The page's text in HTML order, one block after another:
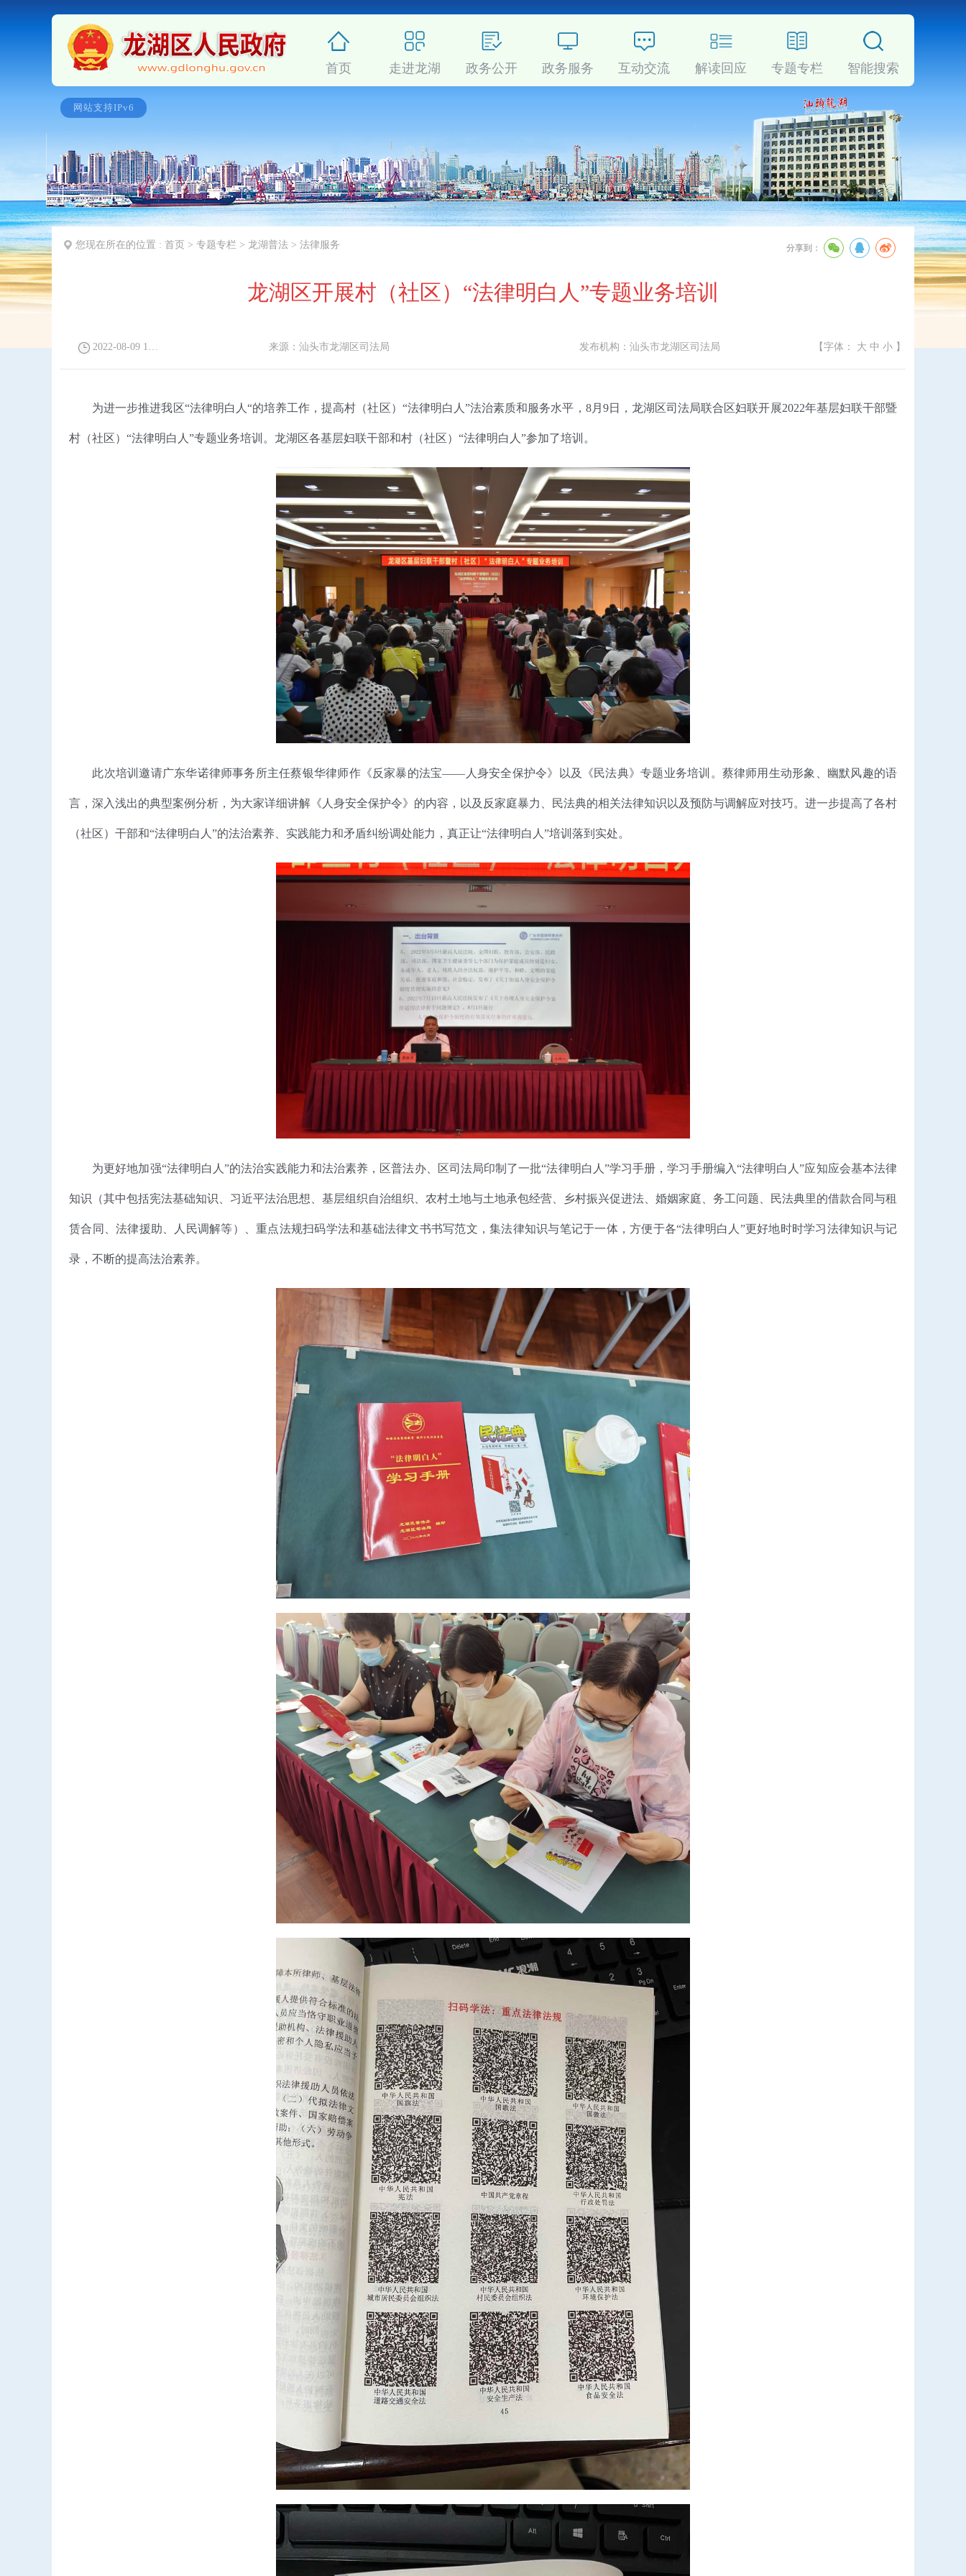
首页 走进龙湖 政务公开 政务服务 互动交流 解读回应 专题专栏 智能搜索
您现在所在的位置 : 首页 > 专题专栏 > 龙湖普法 > 法律服务 分享到：
龙湖区开展村（社区）“法律明白人”专题业务培训
2022-08-09 17:24:49 来源： 汕头市龙湖区司法局 发布机构：汕头市龙湖区司法局 【字体： 大 中 小 】
为进一步推进我区“法律明白人“的培养工作，提高村（社区）“法律明白人”法治素质和服务水平，8月9日，龙湖区司法局联合区妇联开展2022年基层妇联干部暨
村（社区）“法律明白人”专题业务培训。龙湖区各基层妇联干部和村（社区）“法律明白人”参加了培训。
此次培训邀请广东华诺律师事务所主任蔡银华律师作《反家暴的法宝——人身安全保护令》以及《民法典》专题业务培训。蔡律师用生动形象、幽默风趣的语
言，深入浅出的典型案例分析，为大家详细讲解《人身安全保护令》的内容，以及反家庭暴力、民法典的相关法律知识以及预防与调解应对技巧。进一步提高了各村
（社区）干部和“法律明白人”的法治素养、实践能力和矛盾纠纷调处能力，真正让“法律明白人”培训落到实处。
为更好地加强“法律明白人”的法治实践能力和法治素养，区普法办、区司法局印制了一批“法律明白人”学习手册，学习手册编入“法律明白人”应知应会基本法律
知识（其中包括宪法基础知识、习近平法治思想、基层组织自治组织、农村土地与土地承包经营、乡村振兴促进法、婚姻家庭、务工问题、民法典里的借款合同与租
赁合同、法律援助、人民调解等）、重点法规扫码学法和基础法律文书书写范文，集法律知识与笔记于一体，方便于各“法律明白人”更好地时时学习法律知识与记
录，不断的提高法治素养。